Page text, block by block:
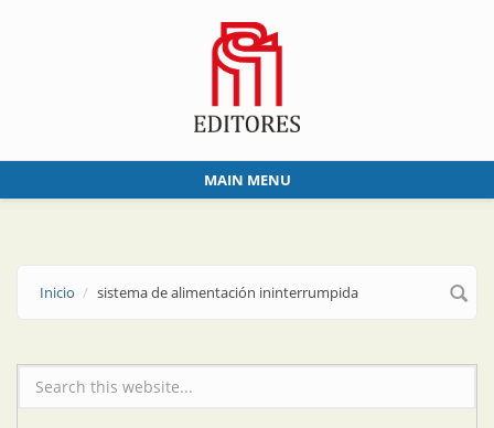
MAIN MENU
Inicio sistema de alimentación ininterrumpida
Formulario de búsqueda